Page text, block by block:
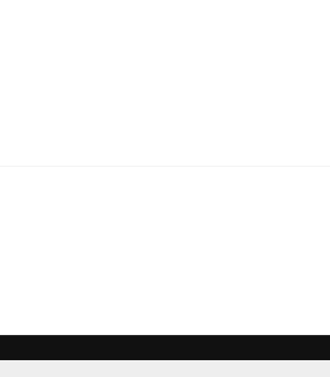
Powered byWordPress.